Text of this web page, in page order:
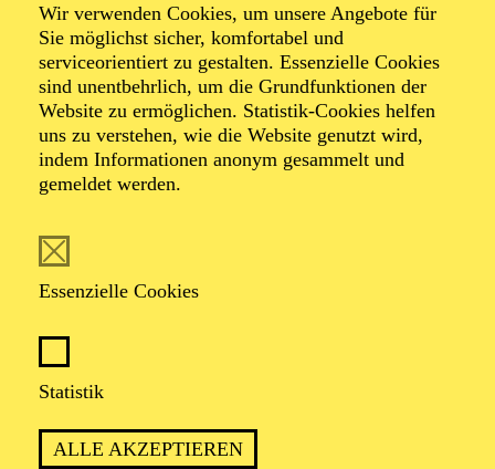
Wir verwenden Cookies, um unsere Angebote für
Sie möglichst sicher, komfortabel und
serviceorientiert zu gestalten. Essenzielle Cookies
sind unentbehrlich, um die Grundfunktionen der
Website zu ermöglichen. Statistik-Cookies helfen
uns zu verstehen, wie die Website genutzt wird,
indem Informationen anonym gesammelt und
gemeldet werden.
Essenzielle Cookies
Statistik
ALLE AKZEPTIEREN
Foto: Johan Sandberg
Maria Horianski
Tanzausbildung am Estudio de Dança Adriana Soares in